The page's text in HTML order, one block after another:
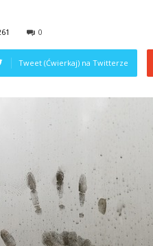
0
Tweet (Ćwierkaj) na Twitterze